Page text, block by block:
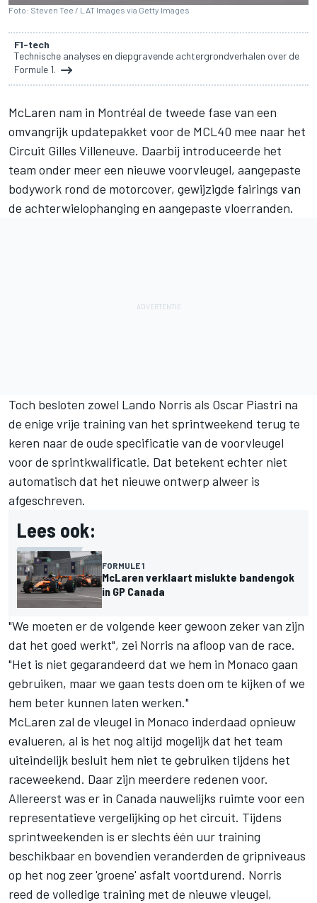
Foto: Steven Tee / LAT Images via Getty Images
F1-tech
Technische analyses en diepgravende achtergrondverhalen over de
Formule 1.
McLaren nam in Montréal de tweede fase van een
omvangrijk updatepakket voor de MCL40 mee naar het
Circuit Gilles Villeneuve. Daarbij introduceerde het
team onder meer een nieuwe voorvleugel, aangepaste
bodywork rond de motorcover, gewijzigde fairings van
de achterwielophanging en aangepaste vloerranden.
Toch besloten zowel Lando Norris als Oscar Piastri na
de enige vrije training van het sprintweekend terug te
keren naar de oude specificatie van de voorvleugel
voor de sprintkwalificatie. Dat betekent echter niet
automatisch dat het nieuwe ontwerp alweer is
afgeschreven.
Lees ook:
FORMULE 1
McLaren verklaart mislukte bandengok
in GP Canada
"We moeten er de volgende keer gewoon zeker van zijn
dat het goed werkt", zei Norris na afloop van de race.
"Het is niet gegarandeerd dat we hem in Monaco gaan
gebruiken, maar we gaan tests doen om te kijken of we
hem beter kunnen laten werken."
McLaren zal de vleugel in Monaco inderdaad opnieuw
evalueren, al is het nog altijd mogelijk dat het team
uiteindelijk besluit hem niet te gebruiken tijdens het
raceweekend. Daar zijn meerdere redenen voor.
Allereerst was er in Canada nauwelijks ruimte voor een
representatieve vergelijking op het circuit. Tijdens
sprintweekenden is er slechts één uur training
beschikbaar en bovendien veranderden de gripniveaus
op het nog zeer 'groene' asfalt voortdurend. Norris
reed de volledige training met de nieuwe vleugel,